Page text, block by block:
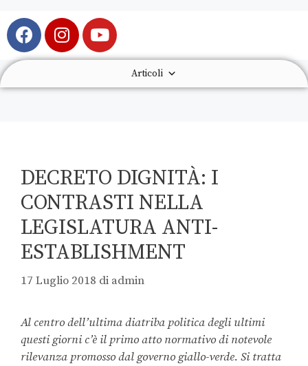
Articoli
DECRETO DIGNITÀ: I
CONTRASTI NELLA
LEGISLATURA ANTI-
ESTABLISHMENT
17 Luglio 2018 di admin
Al centro dell’ultima diatriba politica degli ultimi
questi giorni c’è il primo atto normativo di notevole
rilevanza promosso dal governo giallo-verde. Si tratta